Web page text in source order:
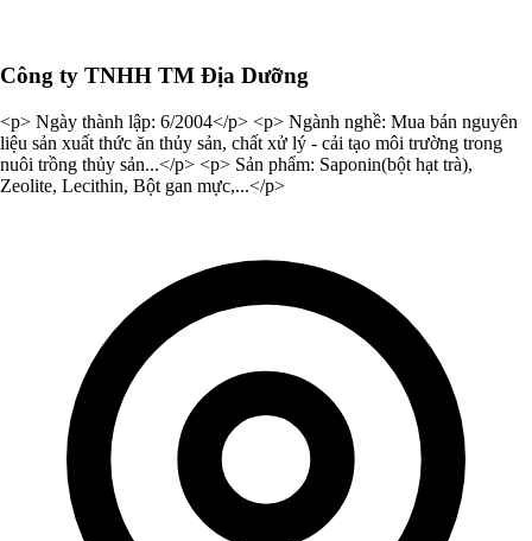
Công ty TNHH TM Địa Dưỡng
<p> Ngày thành lập: 6/2004</p> <p> Ngành nghề: Mua bán nguyên
liệu sản xuất thức ăn thủy sản, chất xử lý - cải tạo môi trường trong
nuôi trồng thủy sản...</p> <p> Sản phẩm: Saponin(bột hạt trà),
Zeolite, Lecithin, Bột gan mực,...</p>